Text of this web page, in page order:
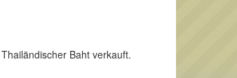
Baht verkauft.